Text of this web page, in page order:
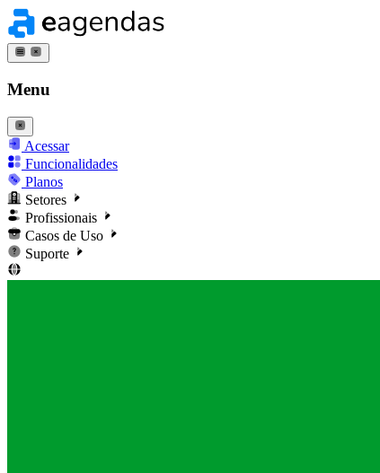
Menu
Acessar
Funcionalidades
Planos
Setores
Profissionais
Casos de Uso
Suporte